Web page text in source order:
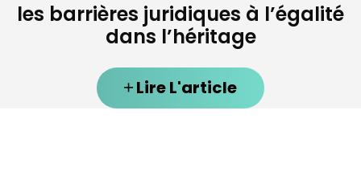
les barrières juridiques à l’égalité
dans l’héritage
Lire L'article